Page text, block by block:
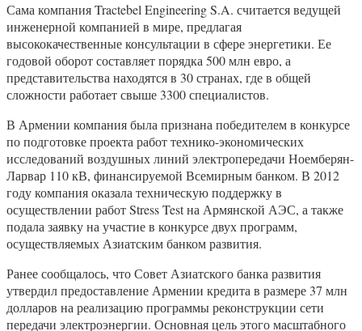
Сама компания Tractebel Engineering S.A. считается ведущей
инженерной компанией в мире, предлагая
высококачественные консультации в сфере энергетики. Ее
годовой оборот составляет порядка 500 млн евро, а
представительства находятся в 30 странах, где в общей
сложности работает свыше 3300 специалистов.
В Армении компания была признана победителем в конкурсе
по подготовке проекта работ технико-экономических
исследований воздушных линий электропередачи Ноемберян-
Ларвар 110 кВ, финансируемой Всемирным банком. В 2012
году компания оказала техническую поддержку в
осуществлении работ Stress Test на Армянской АЭС, а также
подала заявку на участие в конкурсе двух программ,
осуществляемых Азиатским банком развития.
Ранее сообщалось, что Совет Азиатского банка развития
утвердил предоставление Армении кредита в размере 37 млн
долларов на реализацию программы реконструкции сети
передачи электроэнергии. Основная цель этого масштабного